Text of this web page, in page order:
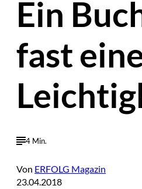
Ein
fast
4 Min.
Von ERFOLG Magazin
23.04.2018